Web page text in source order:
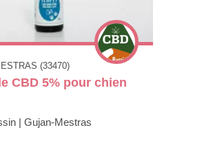
(33470)
CBD 5% pour chien
| Gujan-Mestras